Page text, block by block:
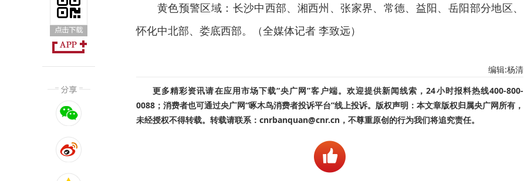
黄色预警区域：长沙中西部、湘西州、张家界、常德、益阳、岳阳部分地区、
怀化中北部、娄底西部。（全媒体记者 李致远）
编辑:杨清
更多精彩资讯请在应用市场下载“央广网”客户端。欢迎提供新闻线索，24小时报料热线400-800-
0088；消费者也可通过央广网“啄木鸟消费者投诉平台”线上投诉。版权声明：本文章版权归属央广网所有，
未经授权不得转载。转载请联系：cnrbanquan@cnr.cn，不尊重原创的行为我们将追究责任。